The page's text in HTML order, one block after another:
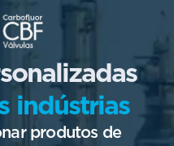
indústrias
produtos de